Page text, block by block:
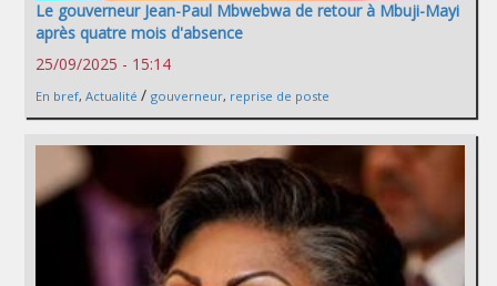
Le gouverneur Jean-Paul Mbwebwa de retour à Mbuji-Mayi
après quatre mois d'absence
25/09/2025 - 15:14
En bref, Actualité / gouverneur, reprise de poste